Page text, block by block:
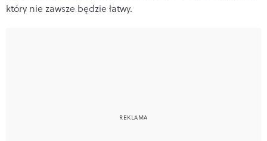
który nie zawsze będzie łatwy.